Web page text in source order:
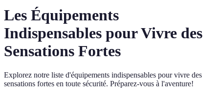
Les Équipements
Indispensables pour Vivre des
Sensations Fortes
Explorez notre liste d'équipements indispensables pour vivre des
sensations fortes en toute sécurité. Préparez-vous à l'aventure!